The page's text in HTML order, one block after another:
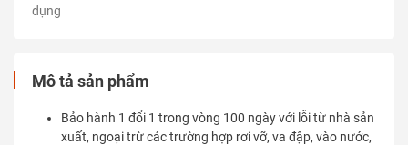
dụng
Mô tả sản phẩm
Bảo hành 1 đổi 1 trong vòng 100 ngày với lỗi từ nhà sản
xuất, ngoại trừ các trường hợp rơi vỡ, va đập, vào nước,